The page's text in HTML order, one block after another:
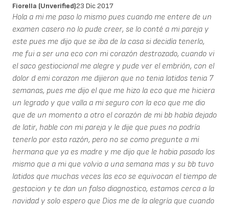
Fiorella (unverified)23 Dic 2017
Hola a mi me paso lo mismo pues cuando me entere de un
examen casero no lo pude creer, se lo conté a mi pareja y
este pues me dijo que se iba de la casa si decidía tenerlo,
me fui a ser una eco con mi corazón destrozado, cuando vi
el saco gestiocional me alegre y pude ver el embrión, con el
dolor d emi corazon me dijieron que no tenia latidos tenia 7
semanas, pues me dijo el que me hizo la eco que me hiciera
un legrado y que valla a mi seguro con la eco que me dio
que de un momento a otro el corazón de mi bb había dejado
de latir, hable con mi pareja y le dije que pues no podría
tenerlo por esta razón, pero no se como pregunte a mi
hermana que ya es madre y me dijo que le habia pasado los
mismo que a mi que volvio a una semana mas y su bb tuvo
latidos que muchas veces las eco se equivocan el tiempo de
gestacion y te dan un falso diagnostico, estamos cerca a la
navidad y solo espero que Dios me de la alegría que cuando